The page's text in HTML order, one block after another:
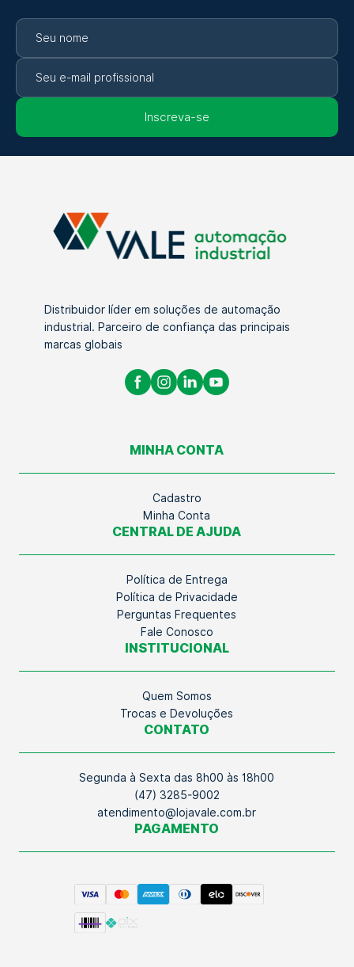
Inscreva-se
Distribuidor líder em soluções de automação
industrial. Parceiro de confiança das principais
marcas globais
MINHA CONTA
Cadastro
Minha Conta
CENTRAL DE AJUDA
Política de Entrega
Política de Privacidade
Perguntas Frequentes
Fale Conosco
INSTITUCIONAL
Quem Somos
Trocas e Devoluções
CONTATO
Segunda à Sexta das 8h00 às 18h00
(47) 3285-9002
atendimento@lojavale.com.br
PAGAMENTO